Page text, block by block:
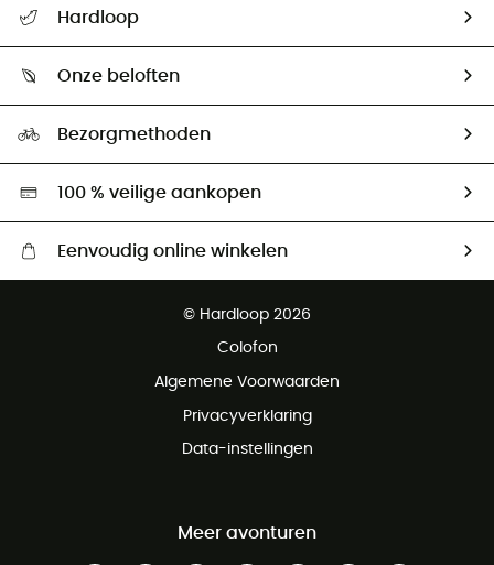
Mijn zending volgen
Retourzendingen & Terugbetalingen
Hardloop
Ambassadeurs
Onze beloften
Hardgreen
Bezorgmethoden
100 % veilige aankopen
Eenvoudig online winkelen
Gratis retourneren binnen 100 dagen
© Hardloop 2026
Colofon
Algemene Voorwaarden
Privacyverklaring
Data-instellingen
Meer avonturen